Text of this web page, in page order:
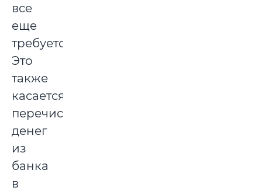
все
еще
требуется.
Это
также
касается
перечисления
денег
из
банка
в